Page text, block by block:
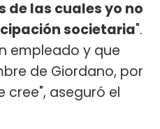
de las cuales yo no
societaria".
empleado y que
de Giordano, por
cree", aseguró el